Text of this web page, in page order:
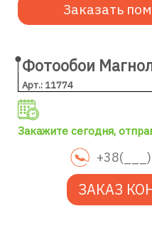
Заказать
Фотообои
Арт.: 11774
Закажите сегодня,
ЗАКАЗ